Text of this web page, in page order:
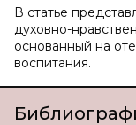
В статье
духовно-
основанный на
воспитания.